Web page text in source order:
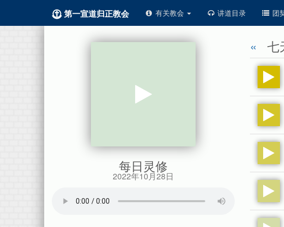
第一宣道归正教会 有关教会 讲道目录 团
每日灵修
2022年10月28日
« 七